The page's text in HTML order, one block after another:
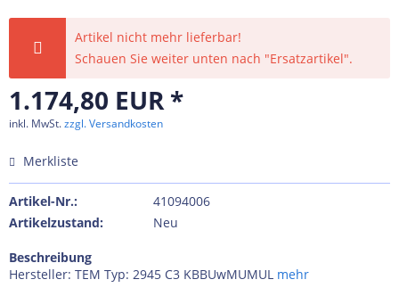
Artikel nicht mehr lieferbar!
Schauen Sie weiter unten nach "Ersatzartikel".
1.174,80 EUR *
inkl. MwSt.zzgl. Versandkosten
Merkliste
Artikel-Nr.:
41094006
Artikelzustand:
Neu
Beschreibung
Hersteller: TEM Typ: 2945 C3 KBBUwMUMUL mehr